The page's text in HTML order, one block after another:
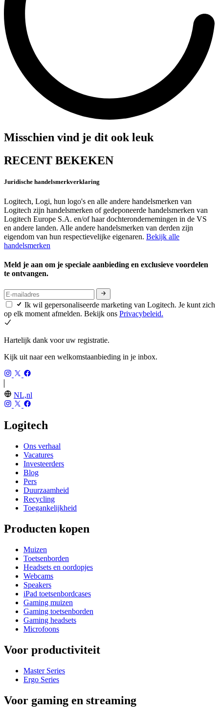
Misschien vind je dit ook leuk
RECENT BEKEKEN
Juridische handelsmerkverklaring
Logitech, Logi, hun logo's en alle andere handelsmerken van
Logitech zijn handelsmerken of gedeponeerde handelsmerken van
Logitech Europe S.A. en/of haar dochterondernemingen in de VS
en andere landen. Alle andere handelsmerken van derden zijn
eigendom van hun respectievelijke eigenaren. Bekijk alle
handelsmerken
Meld je aan om je speciale aanbieding en exclusieve voordelen
te ontvangen.
Ik wil gepersonaliseerde marketing van Logitech. Je kunt zich
op elk moment afmelden. Bekijk ons Privacybeleid.
Hartelijk dank voor uw registratie.
Kijk uit naar een welkomstaanbieding in je inbox.
NL,nl
Logitech
Ons verhaal
Vacatures
Investeerders
Blog
Pers
Duurzaamheid
Recycling
Toegankelijkheid
Producten kopen
Muizen
Toetsenborden
Headsets en oordopjes
Webcams
Speakers
iPad toetsenbordcases
Gaming muizen
Gaming toetsenborden
Gaming headsets
Microfoons
Voor productiviteit
Master Series
Ergo Series
Voor gaming en streaming